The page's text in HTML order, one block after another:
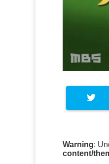
Warning:
content/